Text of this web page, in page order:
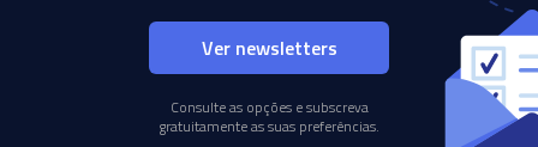
Ver newsletters
Consulte as opções e subscreva
gratuitamente as suas preferências.